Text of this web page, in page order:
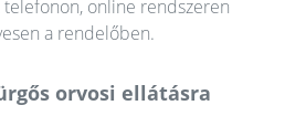
online rendszeren
a rendelőben.
orvosi ellátásra